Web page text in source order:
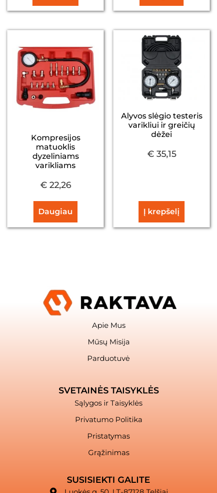
Kompresijos
matuoklis
dyzeliniams
varikliams
€22,26
Daugiau
Alyvos slėgio testeris
varikliui ir greičių
dėžei
€35,15
Į krepšelį
Apie Mus
Mūsų Misija
Parduotuvė
SVETAINĖS TAISYKLĖS
Sąlygos ir Taisyklės
Privatumo Politika
Pristatymas
Grąžinimas
SUSISIEKTI GALITE